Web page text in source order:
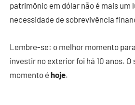
patrimônio em dólar não é mais um
necessidade de sobrevivência
Lembre-se: o melhor momento
investir no exterior foi há 10 anos.
momento é hoje.